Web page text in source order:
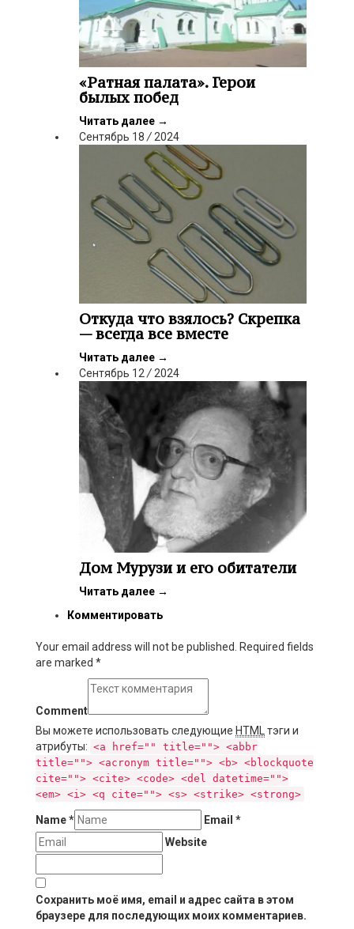
«Ратная палата». Герои
былых побед
Читать далее →
Сентябрь 18/2024
Откуда что взялось? Скрепка
— всегда все вместе
Читать далее →
Сентябрь 12 / 2024
Дом Мурузи и его обитатели
Читать далее →
Комментировать
Your email address will not be published. Required fields
are marked *
Comment
Вы можете использовать следующие HTML
тэги и
атрибуты: <a href="" title=""> <abbr
title=""> <acronym title=""> <b> <blockquote
cite=""> <cite> <code> <del datetime="">
<em> <i> <q cite=""> <s> <strike> <strong>
Name* Email *
Website
Сохранить моё имя, email и адрес сайта в этом
браузере для последующих моих комментариев.